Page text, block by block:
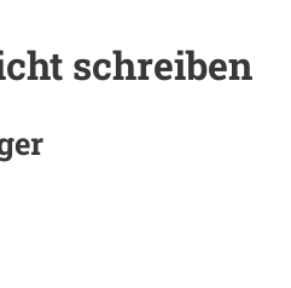
schreiben